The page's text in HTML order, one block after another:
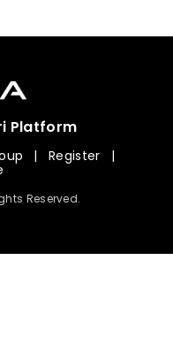
Platform
| Register
|
Reserved.